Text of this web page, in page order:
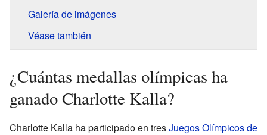
Galería de imágenes
Véase también
¿Cuántas medallas olímpicas ha
ganado Charlotte Kalla?
Charlotte Kalla ha participado en tresJuegos Olímpicos de